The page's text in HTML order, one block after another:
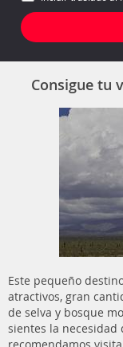
Consigue tu
Este pequeño
atractivos, gran
de selva y bosque
sientes la necesidad